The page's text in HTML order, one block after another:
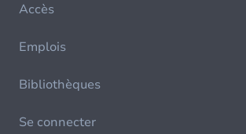
Accès
Emplois
Bibliothèques
Se connecter